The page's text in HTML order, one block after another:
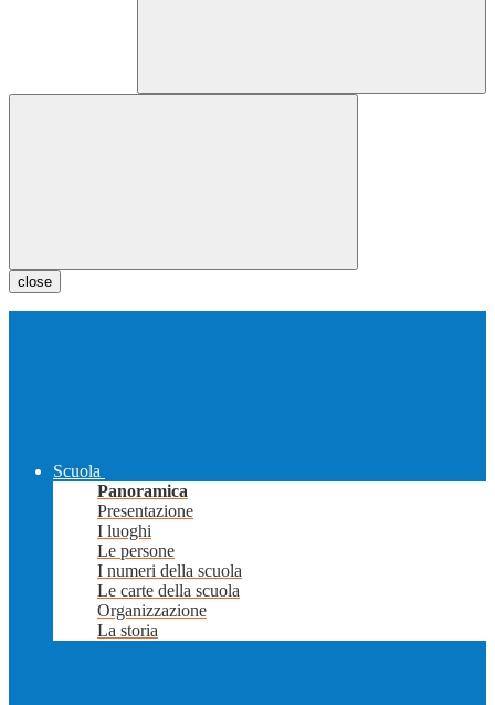
close
Scuola
Panoramica
Presentazione
I luoghi
Le persone
I numeri della scuola
Le carte della scuola
Organizzazione
La storia